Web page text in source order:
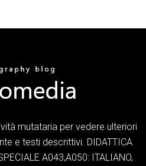
mutataria per vedere ulteriori
e testi descrittivi. DIDATTICA
A043,A050: ITALIANO,